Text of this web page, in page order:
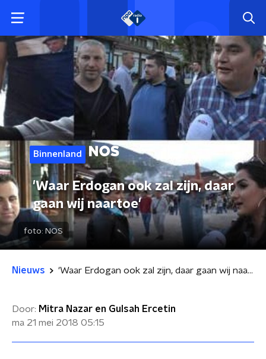
Binnenland
'Waar Erdogan ook zal zijn, daar
gaan wij naartoe'
foto: NOS
Nieuws 'Waar Erdogan ook zal zijn, daar gaan wij naartoe'
Door: Mitra Nazar en Gulsah Ercetin
ma 21 mei 2018 05:15